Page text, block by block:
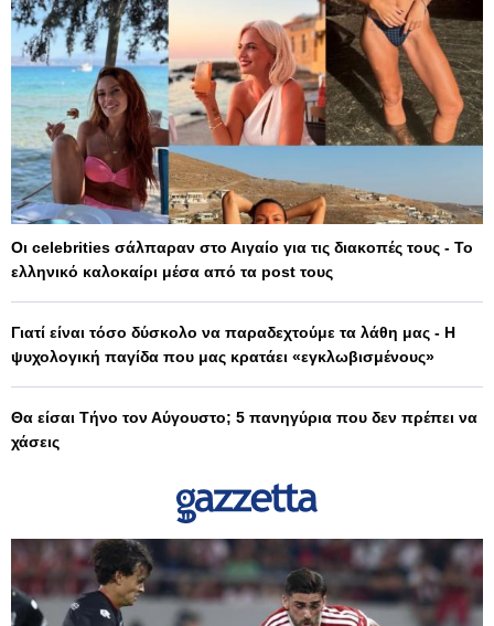
Οι celebrities σάλπαραν στο Αιγαίο για τις διακοπές τους - Το
ελληνικό καλοκαίρι μέσα από τα post τους
Γιατί είναι τόσο δύσκολο να παραδεχτούμε τα λάθη μας - Η
ψυχολογική παγίδα που μας κρατάει «εγκλωβισμένους»
Θα είσαι Τήνο τον Αύγουστο; 5 πανηγύρια που δεν πρέπει να
χάσεις